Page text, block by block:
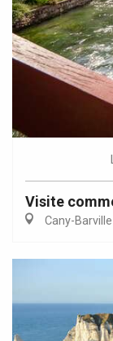
Visite
Cany-Barville